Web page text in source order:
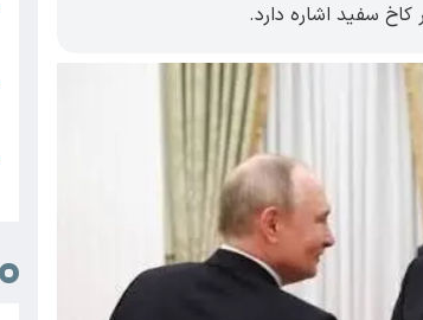
سفید اشاره دارد.